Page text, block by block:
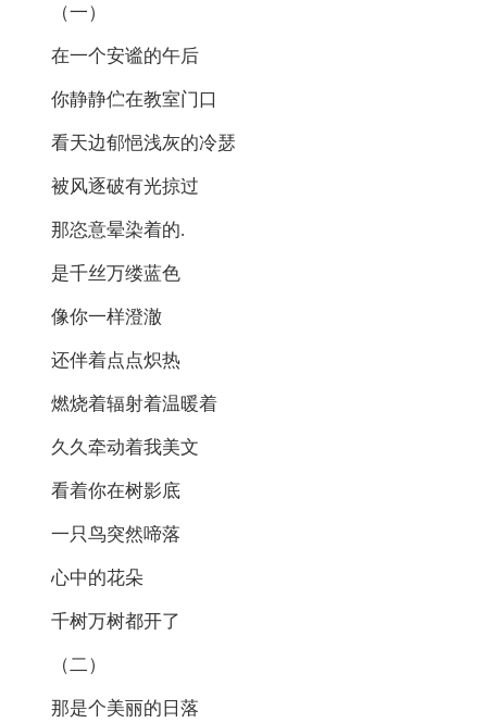
（一）
在一个安谧的午后
你静静伫在教室门口
看天边郁悒浅灰的冷瑟
被风逐破有光掠过
那恣意晕染着的.
是千丝万缕蓝色
像你一样澄澈
还伴着点点炽热
燃烧着辐射着温暖着
久久牵动着我美文
看着你在树影底
一只鸟突然啼落
心中的花朵
千树万树都开了
（二）
那是个美丽的日落